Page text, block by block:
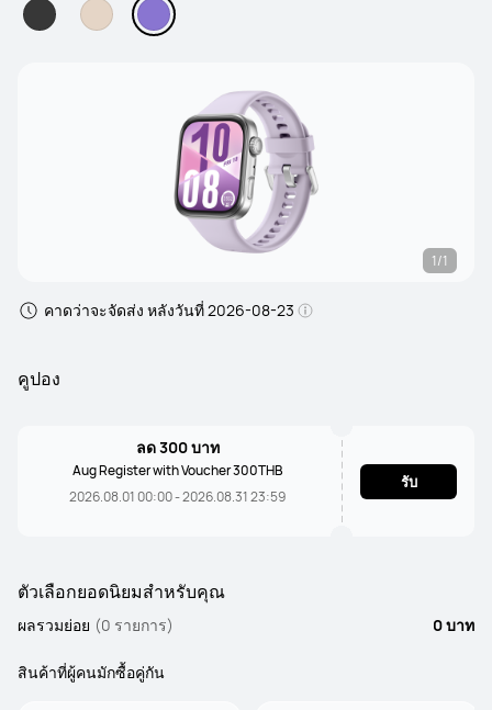
1/1
คาดว่าจะจัดส่ง หลังวันที่ 2026-08-23
คูปอง
ลด 300 บาท
Aug Register with Voucher 300THB
2026.08.01 00:00 - 2026.08.31 23:59
รับ
ตัวเลือกยอดนิยมสำหรับคุณ
ผลรวมย่อย (0 รายการ) 0 บาท
สินค้าที่ผู้คนมักซื้อคู่กัน